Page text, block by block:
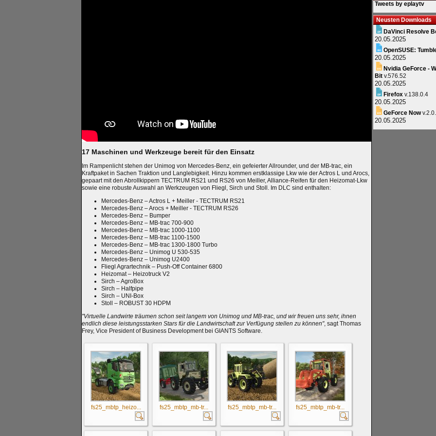
17 Maschinen und Werkzeuge bereit für den Einsatz
Im Rampenlicht stehen der Unimog von Mercedes-Benz, ein gefeierter Allrounder, und der MB-trac, ein
Kraftpaket in Sachen Traktion und Langlebigkeit. Hinzu kommen erstklassige Lkw wie der Actros L und Arocs,
gepaart mit den Abrollkippern TECTRUM RS21 und RS26 von Meiller, Alliance-Reifen für den Heizomat-Lkw
sowie eine robuste Auswahl an Werkzeugen von Fliegl, Sirch und Stoll. Im DLC sind enthalten:
Mercedes-Benz – Actros L + Meiller - TECTRUM RS21
Mercedes-Benz – Arocs + Meiller - TECTRUM RS26
Mercedes-Benz – Bumper
Mercedes-Benz – MB-trac 700-900
Mercedes-Benz – MB-trac 1000-1100
Mercedes-Benz – MB-trac 1100-1500
Mercedes-Benz – MB-trac 1300-1800 Turbo
Mercedes-Benz – Unimog U 530-535
Mercedes-Benz – Unimog U2400
Fliegl Agrartechnik – Push-Off Container 6800
Heizomat – Heizotruck V2
Sirch – AgroBox
Sirch – Halfpipe
Sirch – UNI-Box
Stoll – ROBUST 30 HDPM
"Virtuelle Landwirte träumen schon seit langem von Unimog und MB-trac, und wir freuen uns sehr, ihnen
endlich diese leistungsstarken Stars für die Landwirtschaft zur Verfügung stellen zu können", sagt Thomas
Frey, Vice President of Business Development bei GIANTS Software.
fs25_mbtp_heizo... fs25_mbtp_mb-tr... fs25_mbtp_mb-tr... fs25_mbtp_mb-tr...
Tweets by eplaytv
Neusten Downloads
DaVinci Resolve
20.05.2025
OpenSUSE:
20.05.2025
Nvidia GeForce -
Bit v.576.52
20.05.2025
Firefox v.138.0.4
20.05.2025
GeForce Now
20.05.2025